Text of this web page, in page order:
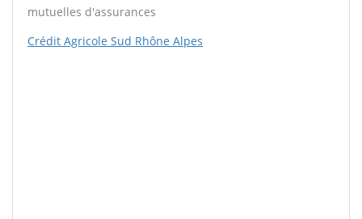
mutuelles d'assurances
Crédit Agricole Sud Rhône Alpes